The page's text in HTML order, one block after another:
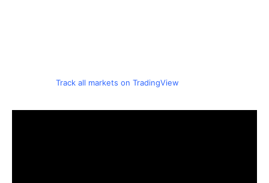
Track all markets on TradingView